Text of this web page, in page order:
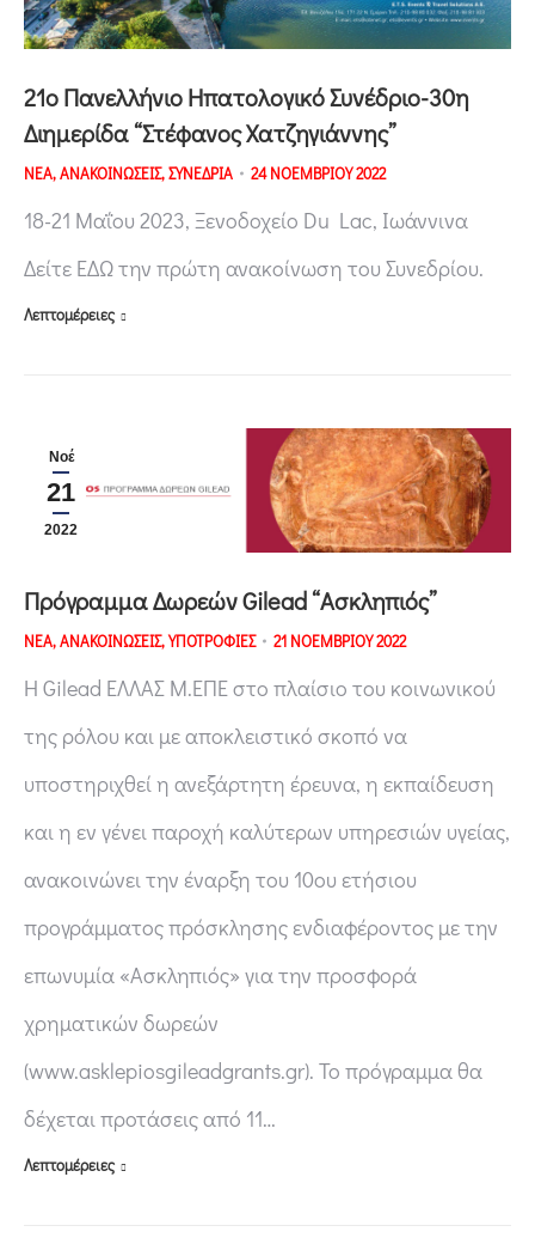
21ο Πανελλήνιο Ηπατολογικό Συνέδριο-30η
Διημερίδα “Στέφανος Χατζηγιάννης”
ΝΕΑ,ΑΝΑΚΟΙΝΩΣΕΙΣ,ΣΥΝΕΔΡΙΑ 24 ΝΟΕΜΒΡΙΟΥ 2022
18-21 Μαΐου 2023, Ξενοδοχείο Du Lac, Ιωάννινα
Δείτε ΕΔΩ την πρώτη ανακοίνωση του Συνεδρίου.
Λεπτομέρειες
Νοέ
21
2022
Πρόγραμμα Δωρεών Gilead “Ασκληπιός”
ΝΕΑ,ΑΝΑΚΟΙΝΩΣΕΙΣ,ΥΠΟΤΡΟΦΙΕΣ 21 ΝΟΕΜΒΡΙΟΥ 2022
Η Gilead ΕΛΛΑΣ Μ.ΕΠΕ στο πλαίσιο του κοινωνικού
της ρόλου και με αποκλειστικό σκοπό να
υποστηριχθεί η ανεξάρτητη έρευνα, η εκπαίδευση
και η εν γένει παροχή καλύτερων υπηρεσιών υγείας,
ανακοινώνει την έναρξη του 10ου ετήσιου
προγράμματος πρόσκλησης ενδιαφέροντος με την
επωνυμία «Ασκληπιός» για την προσφορά
χρηματικών δωρεών
(www.asklepiosgileadgrants.gr). Το πρόγραμμα θα
δέχεται προτάσεις από 11…
Λεπτομέρειες